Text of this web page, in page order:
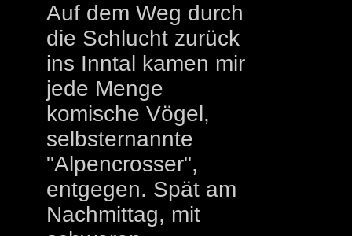
Auf dem Weg durch
die Schlucht zurück
ins Inntal kamen mir
jede Menge
komische Vögel,
selbsternannte
"Alpencrosser",
entgegen. Spät am
Nachmittag, mit